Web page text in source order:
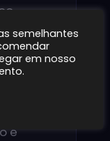
Honda
é
semelhantes
em nosso